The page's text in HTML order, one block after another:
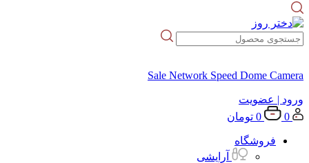
Sale Network Speed Dome Camera
ورود | عضویت
0
0 تومان
فروشگاه
آرایشی